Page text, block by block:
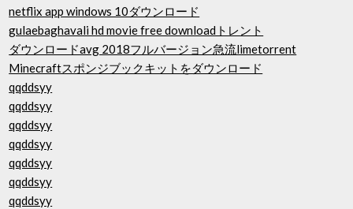
netflix app windows 10ダウンロード
gulaebaghavali hd movie free downloadトレント
ダウンロードavg 2018フルバージョン急流limetorrent
Minecraftスポンジブックキットをダウンロード
qqddsyy
qqddsyy
qqddsyy
qqddsyy
qqddsyy
qqddsyy
qqddsyy